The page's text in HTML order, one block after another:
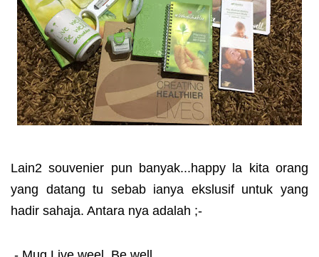
Lain2 souvenier pun banyak...happy la kita orang
yang datang tu sebab ianya ekslusif untuk yang
hadir sahaja. Antara nya adalah ;-